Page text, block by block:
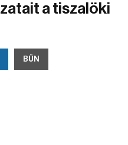
a tiszalöki
BŰN